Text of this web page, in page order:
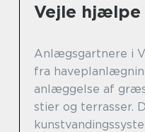
Vejle hjælpe
Anlægsgartnere i
fra
anlæggelse af
stier og terrasser.